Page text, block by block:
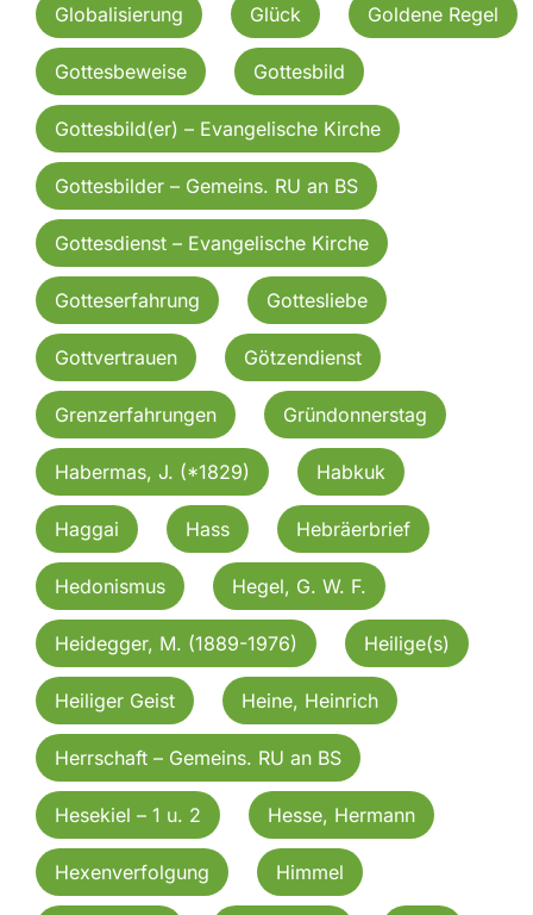
Globalisierung Glück Goldene Regel
Gottesbeweise Gottesbild
Gottesbild(er) – Evangelische Kirche
Gottesbilder – Gemeins. RU an BS
Gottesdienst – Evangelische Kirche
Gotteserfahrung Gottesliebe
Gottvertrauen Götzendienst
Grenzerfahrungen Gründonnerstag
Habermas, J. (*1829) Habkuk
Haggai Hass Hebräerbrief
Hedonismus Hegel, G. W. F.
Heidegger, M. (1889-1976) Heilige(s)
Heiliger Geist Heine, Heinrich
Herrschaft – Gemeins. RU an BS
Hesekiel – 1 u. 2 Hesse, Hermann
Hexenverfolgung Himmel